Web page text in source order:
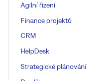
Agilní řízení
Finance projektů
CRM
HelpDesk
Strategické plánování